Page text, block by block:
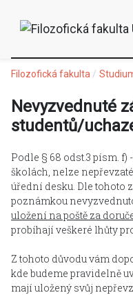
Filozofická fakulta
Nevyzvednuté
studentů/
Podle § 68 odst.3 písm. f)
školách, nelze
úřední desku. Dle tohoto
poznámkou
uložení na poště za
probíhají veškeré lhůty
Z tohoto důvodu vám
kde budeme pravidelně
mají uložený svůj